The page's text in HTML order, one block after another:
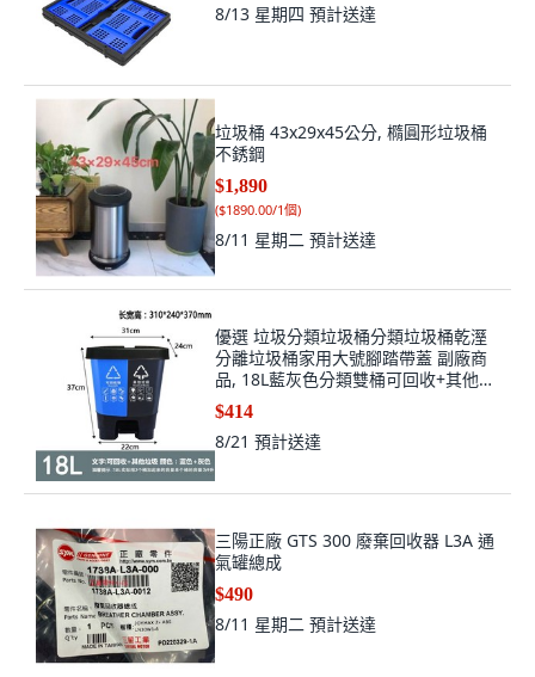
8/13 星期四 預計送達
垃圾桶 43x29x45公分, 橢圓形垃圾桶
不銹鋼
$1,890
($1890.00/1個)
8/11 星期二 預計送達
優選 垃圾分類垃圾桶分類垃圾桶乾溼
分離垃圾桶家用大號腳踏帶蓋 副廠商
品, 18L藍灰色分類雙桶可回收+其他垃
圾
$414
8/21 預計送達
三陽正廠 GTS 300 廢棄回收器 L3A 通
氣罐總成
$490
8/11 星期二 預計送達